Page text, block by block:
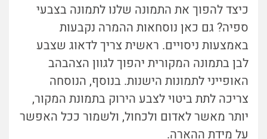
כיצד להפוך את התמונה שלנו לתמונה בצבעי
ספיה? גם כאן נוסחאות ההמרה נקבעות
באמצעות ניסויים. ראשית צריך לדאוג שצבע
לבן בתמונה המקורית יהפוך לגוון הצהבהב
האופייני לתמונות הישנות. בנוסף, הנוסחה
צריכה לתת ביטוי לצבע הירוק בתמונת המקור,
יותר מאשר לאדום ולכחול, ולשמור ככל האפשר
על מידת ההארה.